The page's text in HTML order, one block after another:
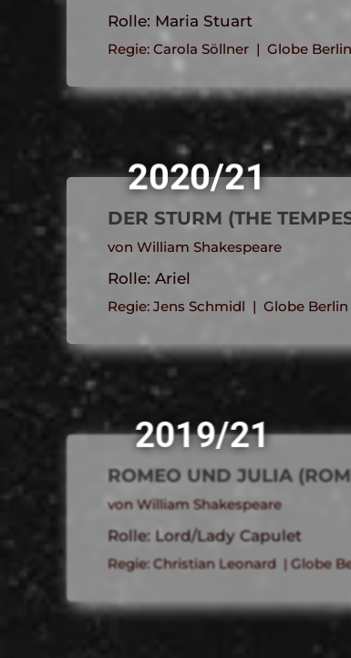
Rolle: Maria Stuart
Regie: Carola Söllner | Globe Berlin
2020/21
DER STURM (THE
von William Shakespeare
Rolle: Ariel
Regie: Jens Schmidl | Globe Berlin
2019/21
ROMEO UND JULIA
von William Shakespeare
Rolle: Lord/Lady Capulet
Regie: Christian Leonard | Globe